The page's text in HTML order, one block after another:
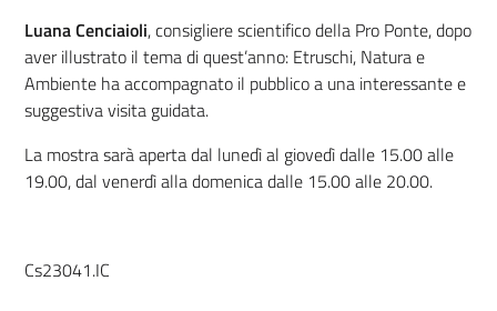
Luana Cenciaioli, consigliere scientifico della Pro Ponte, dopo
aver illustrato il tema di quest’anno: Etruschi, Natura e
Ambiente ha accompagnato il pubblico a una interessante e
suggestiva visita guidata.
La mostra sarà aperta dal lunedì al giovedì dalle 15.00 alle
19.00, dal venerdì alla domenica dalle 15.00 alle 20.00.
Cs23041.IC